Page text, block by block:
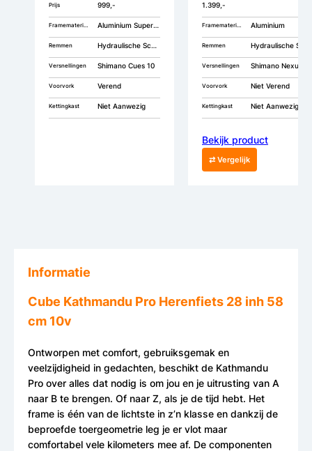
Prijs 999,-
Aluminium Superlite
Remmen Hydraulische Schijfremmen
Versnellingen Shimano Cues 10
Voorvork Verend
Kettingkast Niet Aanwezig
1.399,-
Aluminium
Remmen Hydraulische Schijfremmen
Versnellingen Shimano Nexus 8
Voorvork Niet Verend
Kettingkast Niet Aanwezig
Bekijk product
⇄ Vergelijk
Informatie
Cube Kathmandu Pro Herenfiets 28 inh 58
cm 10v
Ontworpen met comfort, gebruiksgemak en
veelzijdigheid in gedachten, beschikt de Kathmandu
Pro over alles dat nodig is om jou en je uitrusting van A
naar B te brengen. Of naar Z, als je de tijd hebt. Het
frame is één van de lichtste in z’n klasse en dankzij de
beproefde toergeometrie leg je er vlot maar
comfortabel vele kilometers mee af. De componenten